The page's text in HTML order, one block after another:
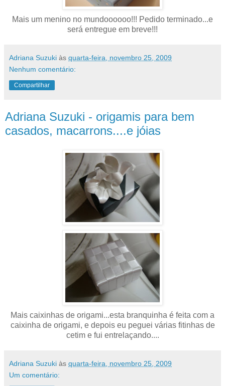
Mais um menino no mundoooooo!!! Pedido terminado...e
será entregue em breve!!!
Adriana Suzuki às quarta-feira, novembro 25, 2009
Nenhum comentário:
Compartilhar
Adriana Suzuki - origamis para bem
casados, macarrons....e jóias
Mais caixinhas de origami...esta branquinha é feita com a
caixinha de origami, e depois eu peguei várias fitinhas de
cetim e fui entrelaçando....
Adriana Suzuki às quarta-feira, novembro 25, 2009
Um comentário: